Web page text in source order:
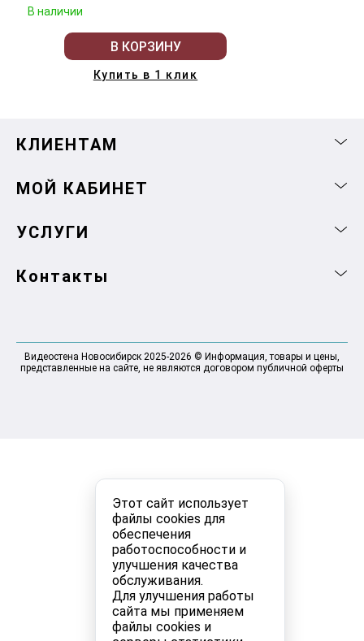
Этот сайт использует
файлы cookies для
обеспечения
работоспособности и
улучшения качества
обслуживания.
Для улучшения работы
сайта мы применяем
файлы cookies и
В наличии
В КОРЗИНУ
Купить в 1 клик
КЛИЕНТАМ
МОЙ КАБИНЕТ
УСЛУГИ
Контакты
Видеостена Новосибирск 2025-2026 © Информация, товары и цены,
представленные на сайте, не являются договором публичной оферты